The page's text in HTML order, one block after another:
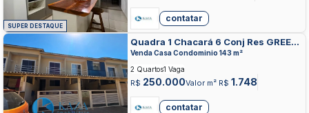
SUPER DESTAQUE
contatar
Quadra 1 Chacará 6 Conj Res GREEN
PARK II, IPIRANGA, VALPARAISO DE
Venda Casa Condominio 143 m²
R$ 250.000Valor m² R$ 1.748
2 Quartos1 Vaga
contatar